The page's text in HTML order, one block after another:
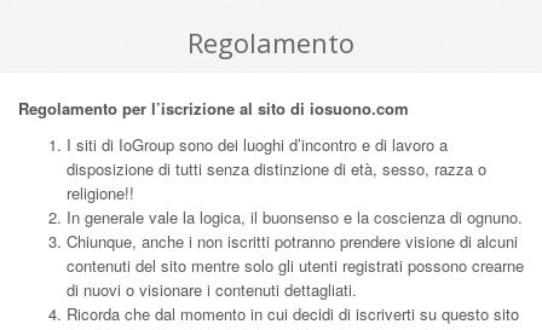
Regolamento
Regolamento per l’iscrizione al sito di iosuono.com
I siti di IoGroup sono dei luoghi d’incontro e di lavoro a
disposizione di tutti senza distinzione di età, sesso, razza o
religione!!
In generale vale la logica, il buonsenso e la coscienza di ognuno.
Chiunque, anche i non iscritti potranno prendere visione di alcuni
contenuti del sito mentre solo gli utenti registrati possono crearne
di nuovi o visionare i contenuti dettagliati.
Ricorda che dal momento in cui decidi di iscriverti su questo sito